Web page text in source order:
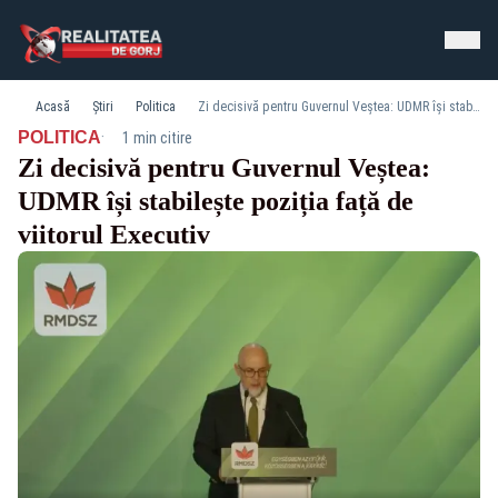
Acasă Știri Politica Zi decisivă pentru Guvernul Veștea: UDMR își stabilește poziția față de viitorul Executiv
POLITICA· 1 min citire
Zi decisivă pentru Guvernul Veștea:
UDMR își stabilește poziția față de
viitorul Executiv